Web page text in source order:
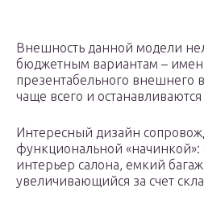
Внешность данной модели
бюджетным вариантам –
презентабельного внешнего
чаще всего и
Интересный дизайн
функциональной
интерьер салона, емкий
увеличивающийся за счет